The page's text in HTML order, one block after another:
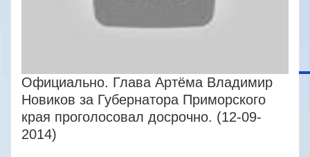
Официально. Глава Артёма Владимир
Новиков за Губернатора Приморского
края проголосовал досрочно. (12-09-
2014)